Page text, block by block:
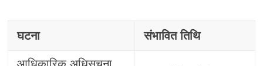
घटना संभावित तिथि